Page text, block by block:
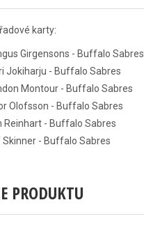
karty:
Girgensons - Buffalo Sabres
Jokiharju - Buffalo Sabres
Montour - Buffalo Sabres
Olofsson - Buffalo Sabres
Reinhart - Buffalo Sabres
- Buffalo Sabres
PRODUKTU